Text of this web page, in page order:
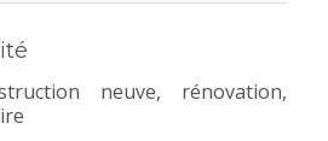
neuve, rénovation,